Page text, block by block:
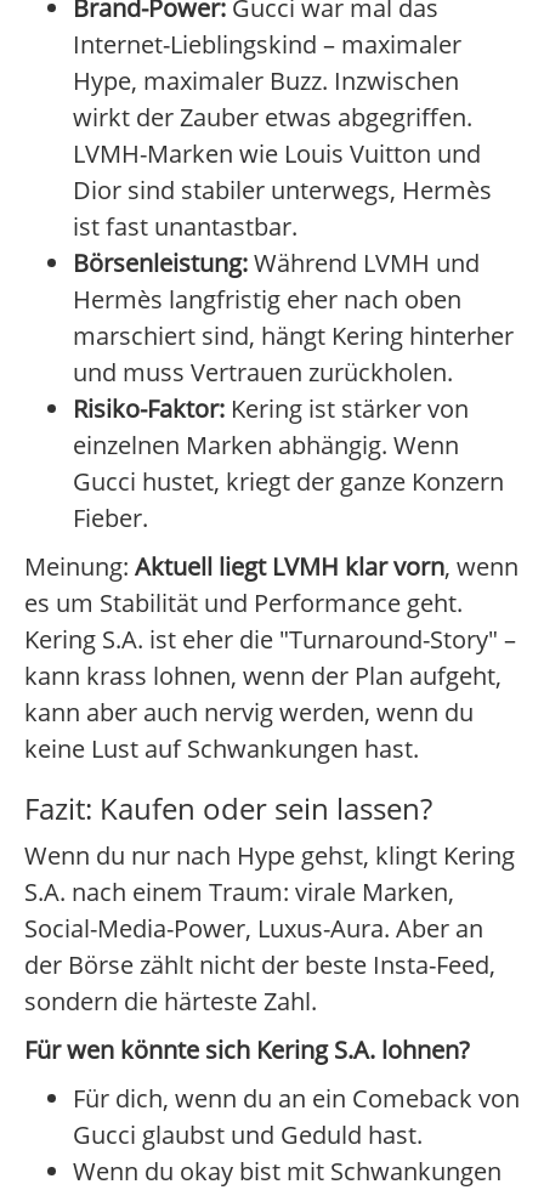
Brand-Power: Gucci war mal das
Internet-Lieblingskind – maximaler
Hype, maximaler Buzz. Inzwischen
wirkt der Zauber etwas abgegriffen.
LVMH-Marken wie Louis Vuitton und
Dior sind stabiler unterwegs, Hermès
ist fast unantastbar.
Börsenleistung:Während LVMH und
Hermès langfristig eher nach oben
marschiert sind, hängt Kering hinterher
und muss Vertrauen zurückholen.
Risiko-Faktor: Kering ist stärker von
einzelnen Marken abhängig. Wenn
Gucci hustet, kriegt der ganze Konzern
Fieber.
Meinung: Aktuell liegt LVMH klar vorn, wenn
es um Stabilität und Performance geht.
Kering S.A. ist eher die "Turnaround-Story" –
kann krass lohnen, wenn der Plan aufgeht,
kann aber auch nervig werden, wenn du
keine Lust auf Schwankungen hast.
Fazit: Kaufen oder sein lassen?
Wenn du nur nach Hype gehst, klingt Kering
S.A. nach einem Traum: virale Marken,
Social-Media-Power, Luxus-Aura. Aber an
der Börse zählt nicht der beste Insta-Feed,
sondern die härteste Zahl.
Für wen könnte sich Kering S.A. lohnen?
Für dich, wenn du an ein Comeback von
Gucci glaubst und Geduld hast.
Wenn du okay bist mit Schwankungen